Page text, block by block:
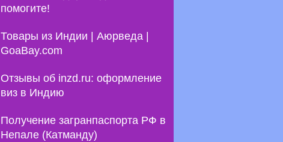
помогите!
Товары из Индии | Аюрведа |
GoaBay.com
Отзывы об inzd.ru: оформление
виз в Индию
Получение загранпаспорта РФ в
Непале (Катманду)